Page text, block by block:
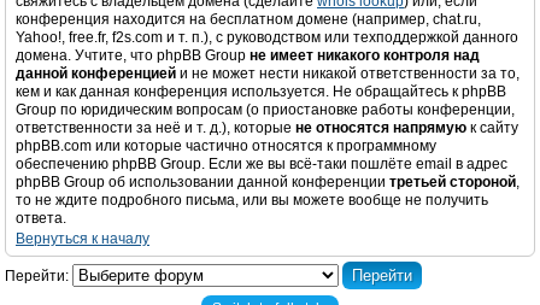
конференция находится на бесплатном домене (например, chat.ru,
Yahoo!, free.fr, f2s.com и т. п.), с руководством или техподдержкой данного
домена. Учтите, что phpBB Group не имеет никакого контроля над
данной конференцией и не может нести никакой ответственности за то,
кем и как данная конференция используется. Не обращайтесь к phpBB
Group по юридическим вопросам (о приостановке работы конференции,
ответственности за неё и т. д.), которые не относятся напрямую к сайту
phpBB.com или которые частично относятся к программному
обеспечению phpBB Group. Если же вы всё-таки пошлёте email в адрес
phpBB Group об использовании данной конференции третьей стороной,
то не ждите подробного письма, или вы можете вообще не получить
ответа.
Вернуться к началу
Перейти: